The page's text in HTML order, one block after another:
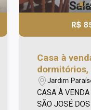
R$
Casa à
dormitórios,
04 vagas de
Paraíso |
|
Jardim
Campos/SP
CASA À VENDA | JARDIM PARAÍSO -
SÃO JOSÉ DOS